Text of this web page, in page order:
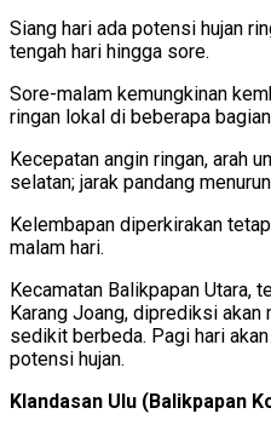
Siang hari ada potensi hujan
tengah hari hingga sore.
Sore-malam kemungkinan
ringan lokal di beberapa
Kecepatan angin ringan, arah
selatan; jarak pandang
Kelembapan diperkirakan
malam hari.
Kecamatan Balikpapan Utara,
Karang Joang, diprediksi
sedikit berbeda. Pagi hari
potensi hujan.
Klandasan Ulu (Balikpapan